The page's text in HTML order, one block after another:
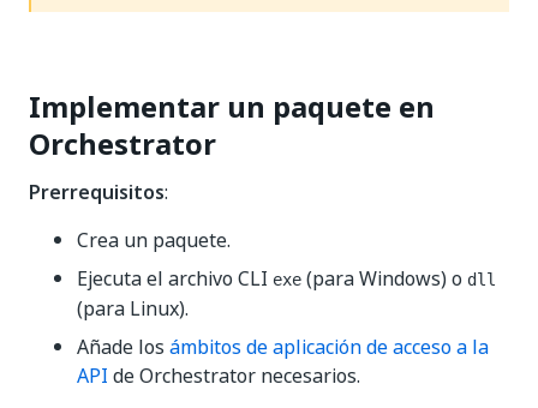
Implementar un paquete en
Orchestrator
Prerrequisitos:
Crea un paquete.
Ejecuta el archivo CLI exe (para Windows) o dll
(para Linux).
Añade los ámbitos de aplicación de acceso a la
API de Orchestrator necesarios.